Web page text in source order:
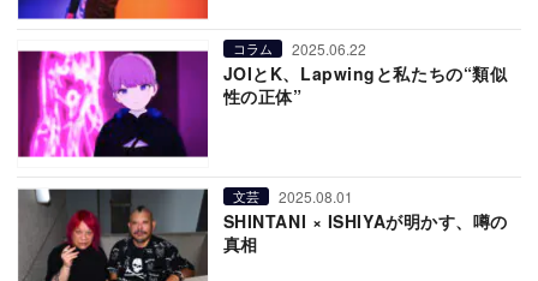
コラム 2025.06.22
JOIとK、Lapwingと私たちの“類似
性の正体”
文芸 2025.08.01
SHINTANI × ISHIYAが明かす、噂の
真相